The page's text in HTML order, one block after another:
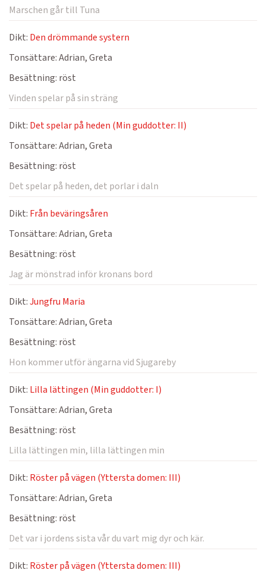
Marschen går till Tuna
Dikt: Den drömmande systern
Tonsättare:Adrian, Greta
Besättning: röst
Vinden spelar på sin sträng
Dikt: Det spelar på heden (Min guddotter: II)
Tonsättare:Adrian, Greta
Besättning: röst
Det spelar på heden, det porlar i daln
Dikt: Från beväringsåren
Tonsättare:Adrian, Greta
Besättning: röst
Jag är mönstrad inför kronans bord
Dikt:Jungfru Maria
Tonsättare:Adrian, Greta
Besättning: röst
Hon kommer utför ängarna vid Sjugareby
Dikt: Lilla lättingen (Min guddotter: I)
Tonsättare:Adrian, Greta
Besättning: röst
Lilla lättingen min, lilla lättingen min
Dikt: Röster på vägen (Yttersta domen: III)
Tonsättare:Adrian, Greta
Besättning: röst
Det var i jordens sista vår du vart mig dyr och kär.
Dikt: Röster på vägen (Yttersta domen: III)